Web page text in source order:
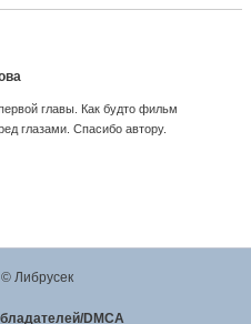
главы. Как будто фильм
глазами. Спасибо автору.
Либрусек
DMCA